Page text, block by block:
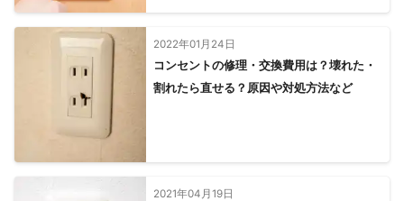
2022年01月24日
コンセントの修理・交換費用は？壊れた・
割れたら直せる？原因や対処方法など
2021年04月19日